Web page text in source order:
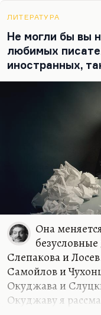
ЛИТЕРАТУРА
Не могли бы вы
любимых
иностранных,
Она
Слепакова и
Самойлов и
Окуджава и
Окуджаву я